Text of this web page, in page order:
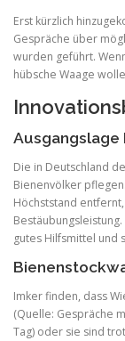
Erst kürzlich
Gespräche über
wurden geführt.
hübsche Waage
Ausgangslage
Die in Deutschland
Bienenvölker
Höchststand
gutes Hilfsmittel und
Imker finden, dass
(Quelle: Gespräche
Tag) oder sie sind